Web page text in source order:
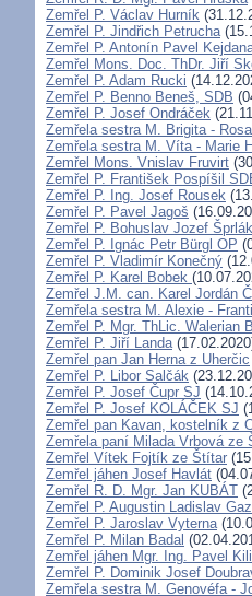
Zemřel P. Václav Hurník
Zemřel P. Jindřich Petrucha
Zemřel P. Antonín Pavel
Zemřel Mons. Doc. ThDr. Jiří
Zemřel P. Adam Rucki
Zemřel P. Benno Beneš, SDB
Zemřel P. Josef Ondráček
Zemřela sestra M. Brigita -
Zemřela sestra M. Víta - Marie
Zemřel Mons. Vnislav Fruvirt
Zemřel P. František Pospíšil
Zemřel P. Ing. Josef Rousek
Zemřel P. Pavel Jagoš
Zemřel P. Bohuslav Jozef
Zemřel P. Ignác Petr Bürgl OP
Zemřel P. Vladimír Konečný
Zemřel P. Karel Bobek
Zemřel J.M. can. Karel Jordán
Zemřela sestra M. Alexie -
Zemřel P. Mgr. ThLic. Walerian
Zemřel P. Jiří Landa
Zemřel pan Jan Herna z Uherčic
Zemřel P. Libor Salčák
Zemřel P. Josef Čupr SJ
Zemřel P. Josef KOLÁČEK SJ
Zemřel pan Kavan, kostelník z
Zemřela paní Milada Vrbová ze
Zemřel Vítek Fojtík ze Štítar
Zemřel jáhen Josef Havlát
Zemřel R. D. Mgr. Jan KUBÁT
Zemřel P. Augustin Ladislav
Zemřel P. Jaroslav Vyterna
Zemřel P. Milan Badal
Zemřel jáhen Mgr. Ing. Pavel
Zemřel P. Dominik Josef
Zemřela sestra M. Genovéfa -